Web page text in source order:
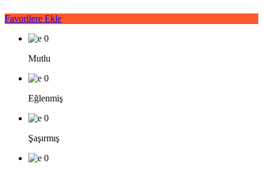
Favorilere Ekle
0
Mutlu
0
Eğlenmiş
0
Şaşırmış
0